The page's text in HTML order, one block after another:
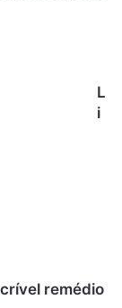
L
i
remédio